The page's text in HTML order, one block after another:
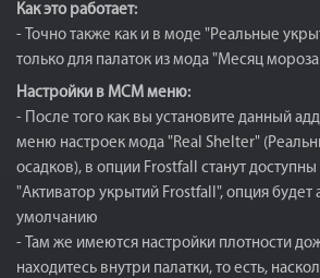
Как это работает:
- Точно также как и в моде "Реальные
только для палаток из мода "Месяц
Настройки в МСМ меню:
- После того как вы установите данный
меню настроек мода "Real Shelter"
осадков), в опции Frostfall станут
"Активатор укрытий Frostfall", опция будет
умолчанию
- Там же имеются настройки плотности
находитесь внутри палатки, то есть,